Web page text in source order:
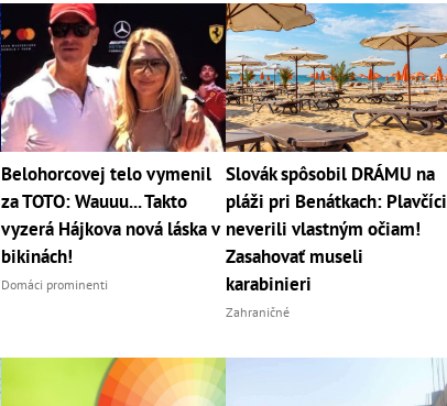
Belohorcovej telo vymenil
za TOTO: Wauuu... Takto
vyzerá Hájkova nová láska v
bikinách!
Domáci prominenti
Slovák spôsobil DRÁMU na
pláži pri Benátkach: Plavčíci
neverili vlastným očiam!
Zasahovať museli
karabinieri
Zahraničné